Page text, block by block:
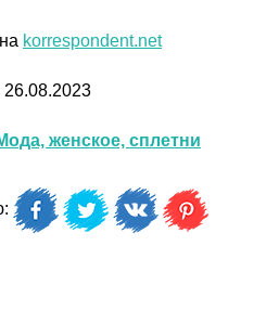
korrespondent.net
26.08.2023
женское, сплетни